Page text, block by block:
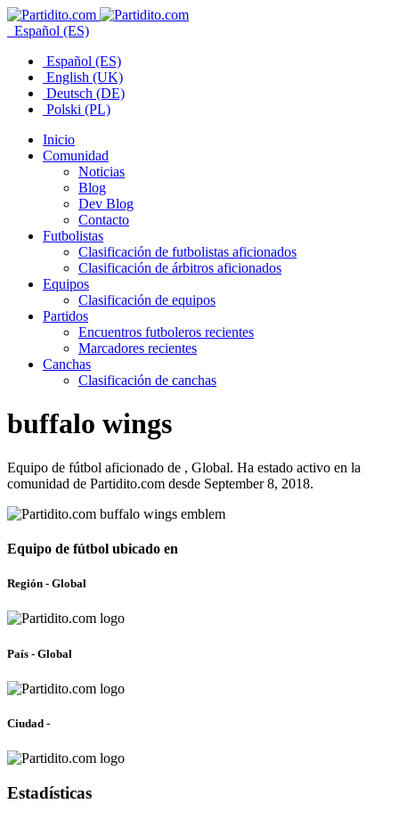
Español (ES)
Español (ES)
English (UK)
Deutsch (DE)
Polski (PL)
Inicio
Comunidad
Noticias
Blog
Dev Blog
Contacto
Futbolistas
Clasificación de futbolistas aficionados
Clasificación de árbitros aficionados
Equipos
Clasificación de equipos
Partidos
Encuentros futboleros recientes
Marcadores recientes
Canchas
Clasificación de canchas
buffalo wings
Equipo de fútbol aficionado de , Global. Ha estado activo en la
comunidad de Partidito.com desde September 8, 2018.
Equipo de fútbol ubicado en
Región - Global
País - Global
Ciudad -
Estadísticas